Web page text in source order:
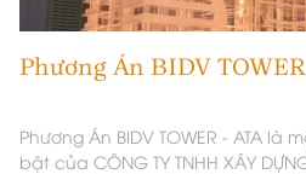
Phương Án BIDV
Phương Án BIDV TOWER - ATA
bật của CÔNG TY TNHH XÂY